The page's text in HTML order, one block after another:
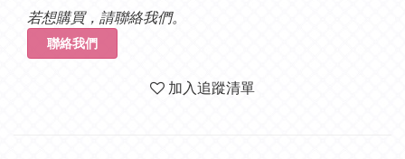
若想購買，請聯絡我們。
聯絡我們
加入追蹤清單